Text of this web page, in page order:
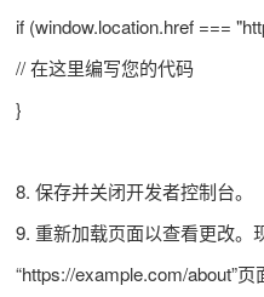
if (window.location.href ===
// 在这里编写您的代码
}
8. 保存并关闭开发者控制台。
9. 重新加载页面以查看更改。
“https://example.com/about”页